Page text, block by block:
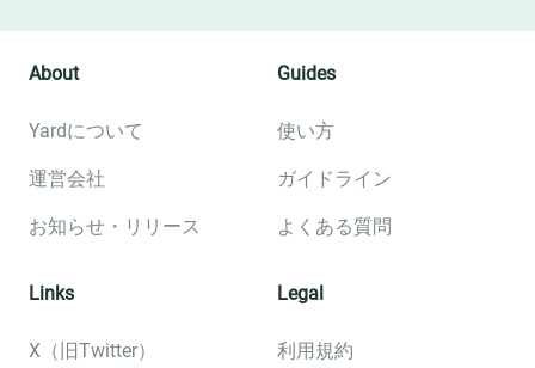
About
Yardについて
運営会社
お知らせ・リリース
Guides
使い方
ガイドライン
よくある質問
Links
X（旧Twitter）
Legal
利用規約